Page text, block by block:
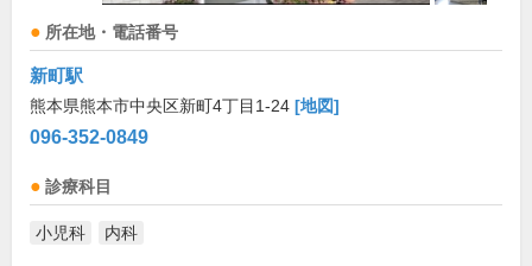
所在地・電話番号
新町駅
熊本県熊本市中央区新町4丁目1-24 [地図]
096-352-0849
診療科目
小児科 内科